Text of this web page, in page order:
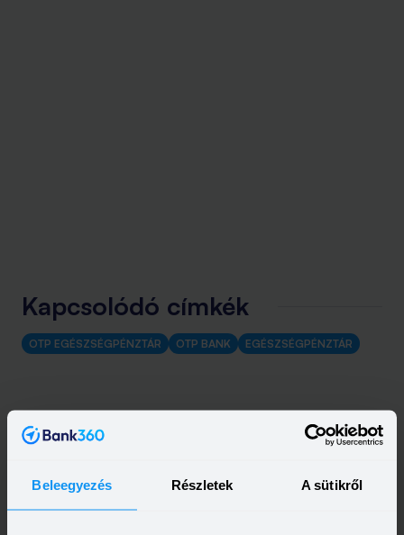
Beleegyezés Részletek A sütikről
Kapcsolódó címkék
OTP EGÉSZSÉGPÉNZTÁR OTP BANK EGÉSZSÉGPÉNZTÁR